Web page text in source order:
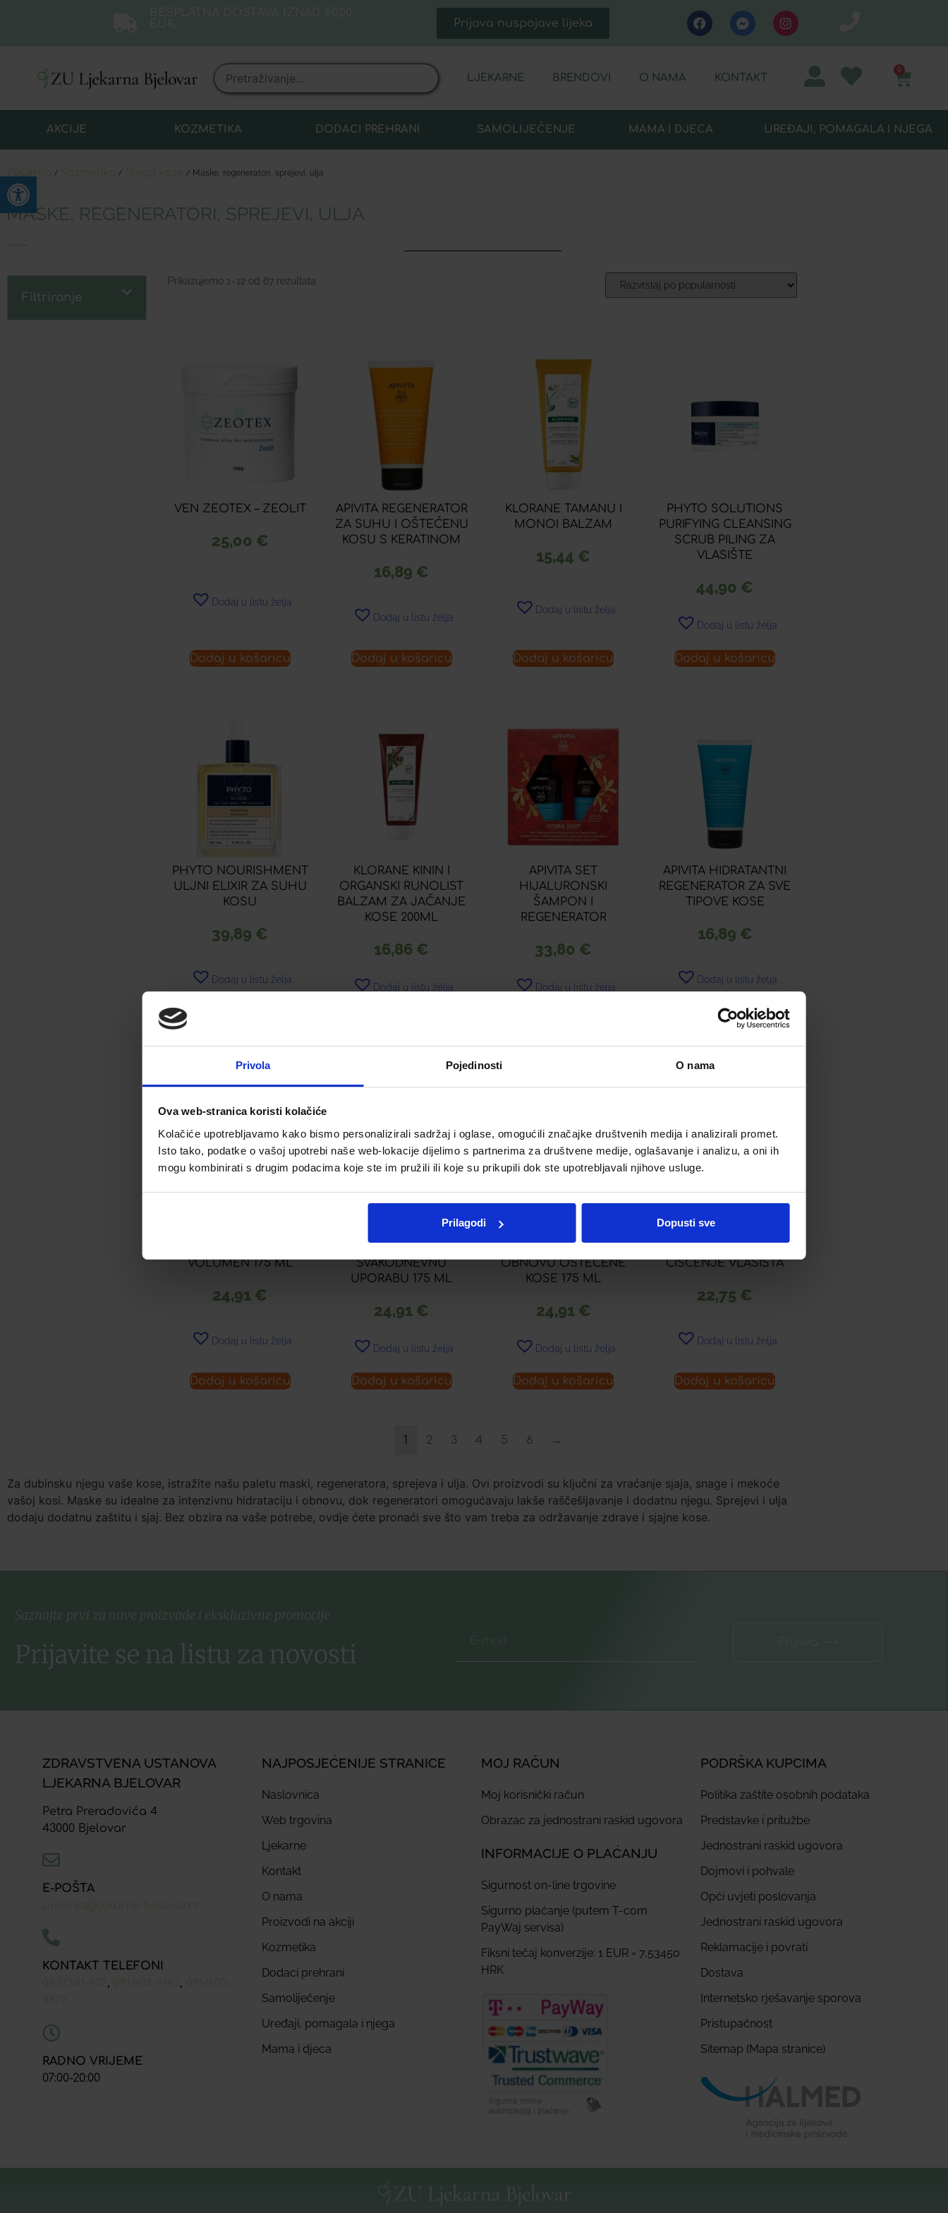
Privola Pojedinosti O nama
Ova web-stranica koristi kolačiće
Kolačiće upotrebljavamo kako bismo personalizirali sadržaj i oglase, omogućili značajke društvenih medija i analizirali promet.
Isto tako, podatke o vašoj upotrebi naše web-lokacije dijelimo s partnerima za društvene medije, oglašavanje i analizu, a oni ih
mogu kombinirati s drugim podacima koje ste im pružili ili koje su prikupili dok ste upotrebljavali njihove usluge.
Prilagodi Dopusti sve
Prijava nuspojave lijeka
LJEKARNE BRENDOVI O NAMA KONTAKT
0
AKCIJE KOZMETIKA DODACI PREHRANI SAMOLIJEČENJE MAMA I DJECA UREĐAJI, POMAGALA I NJEGA
/ / / Maske, regeneratori, sprejevi, ulja
MASKE, REGENERATORI, SPREJEVI, ULJA
Filtriranje
Prikazujemo 1–12 od 67 rezultata
VEN ZEOTEX – ZEOLIT
25,00 €
Dodaj u listu želja
Dodaj u košaricu
APIVITA REGENERATOR
ZA SUHU I OŠTEĆENU
KOSU S KERATINOM
16,89 €
Dodaj u listu želja
Dodaj u košaricu
KLORANE TAMANU I
MONOI BALZAM
15,44 €
Dodaj u listu želja
Dodaj u košaricu
PHYTO SOLUTIONS
PURIFYING CLEANSING
SCRUB PILING ZA
VLASIŠTE
44,90 €
Dodaj u listu želja
Dodaj u košaricu
PHYTO NOURISHMENT
ULJNI ELIXIR ZA SUHU
KOSU
39,89 €
Dodaj u listu želja
KLORANE KININ I
ORGANSKI RUNOLIST
BALZAM ZA JAČANJE
KOSE 200ML
16,86 €
Dodaj u listu želja
APIVITA SET
HIJALURONSKI
ŠAMPON I
REGENERATOR
33,80 €
Dodaj u listu želja
APIVITA HIDRATANTNI
REGENERATOR ZA SVE
TIPOVE KOSE
16,89 €
Dodaj u listu želja
Dodaj u košaricu
VOLUMEN 175 ML
24,91 €
Dodaj u listu želja
Dodaj u košaricu
SVAKODNEVNU
UPORABU 175 ML
24,91 €
Dodaj u listu želja
Dodaj u košaricu
OBNOVU OŠTEĆENE
KOSE 175 ML
24,91 €
Dodaj u listu želja
Dodaj u košaricu
ČIŠĆENJE VLASIŠTA
22,75 €
Dodaj u listu želja
Dodaj u košaricu
1 2 3 4 5 6 →
Za dubinsku njegu vaše kose, istražite našu paletu maski, regeneratora, sprejeva i ulja. Ovi proizvodi su ključni za vraćanje sjaja, snage i mekoće
vašoj kosi. Maske su idealne za intenzivnu hidrataciju i obnovu, dok regeneratori omogućavaju lakše raščešljavanje i dodatnu njegu. Sprejevi i ulja
dodaju dodatnu zaštitu i sjaj. Bez obzira na vaše potrebe, ovdje ćete pronaći sve što vam treba za održavanje zdrave i sjajne kose.
Saznajte prvi za nove proizvode i ekskluzivne promocije
Prijavite se na listu za novosti
ZDRAVSTVENA USTANOVA
LJEKARNA BJELOVAR
Petra Preradovića 4
43000 Bjelovar
E-POŠTA
KONTAKT TELEFONI
, ,
RADNO VRIJEME
07:00-20:00
NAJPOSJEĆENIJE STRANICE
Naslovnica
Web trgovina
Ljekarne
Kontakt
O nama
Proizvodi na akciji
Kozmetika
Dodaci prehrani
Samoliječenje
Uređaji, pomagala i njega
Mama i djeca
MOJ RAČUN
Moj korisnički račun
Obrazac za jednostrani raskid ugovora
INFORMACIJE O PLAĆANJU
Sigurnost on-line trgovine
Sigurno plaćanje (putem T-com
PayWaj servisa)
Fiksni tečaj konverzije: 1 EUR = 7,53450
HRK
PODRŠKA KUPCIMA
Politika zaštite osobnih podataka
Predstavke i pritužbe
Jednostrani raskid ugovora
Dojmovi i pohvale
Opći uvjeti poslovanja
Jednostrani raskid ugovora
Reklamacije i povrati
Dostava
Internetsko rješavanje sporova
Pristupačnost
Sitemap (Mapa stranice)
Open toolbar